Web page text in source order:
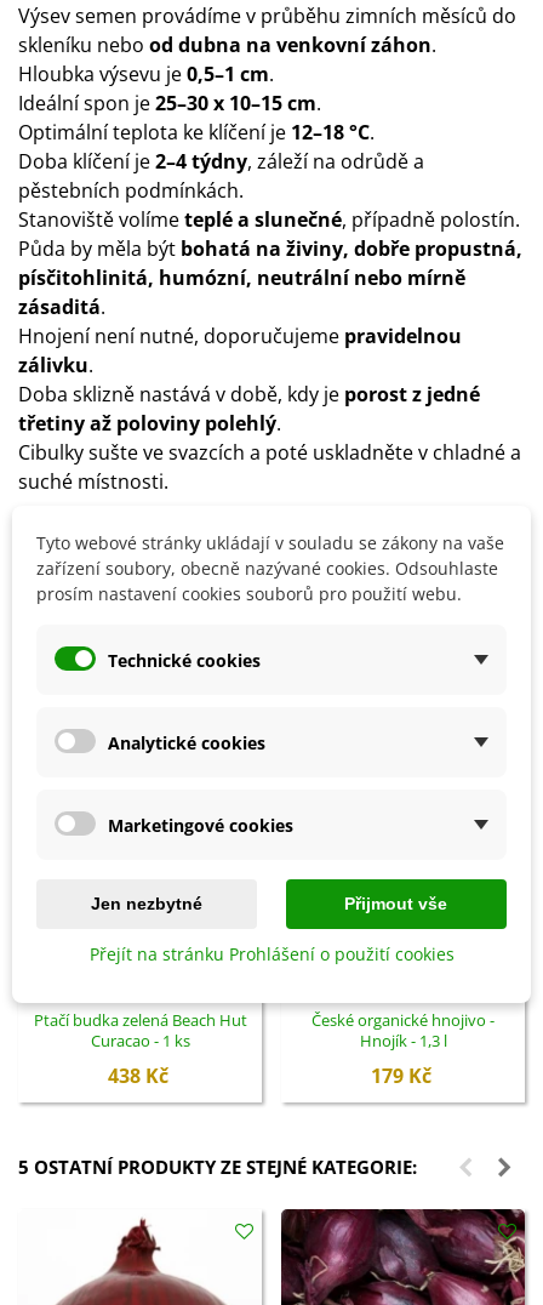
Výsev semen provádíme v průběhu zimních měsíců do
skleníku nebo od dubna na venkovní záhon.
Hloubka výsevu je0,5–1 cm.
Ideální spon je25–30 x 10–15 cm.
Optimální teplota ke klíčení je 12–18 °C.
Doba klíčení je2–4 týdny, záleží na odrůdě a
pěstebních podmínkách.
Stanoviště volímeteplé a slunečné, případně polostín.
Půda by měla být bohatá na živiny, dobře propustná,
písčitohlinitá, humózní, neutrální nebo mírně
zásaditá.
Hnojení není nutné, doporučujeme pravidelnou
zálivku.
Doba sklizně nastává v době, kdy je porost z jedné
třetiny až poloviny polehlý.
Cibulky sušte ve svazcích a poté uskladněte v chladné a
suché místnosti.
Detaily produktu
SOUVISEJÍCÍ PRODUKTY
Ptačí budka zelená Beach Hut
Curacao - 1 ks
438 Kč
České organické hnojivo -
Hnojík - 1,3 l
179 Kč
5 OSTATNÍ PRODUKTY ZE STEJNÉ KATEGORIE:
Tyto webové stránky ukládají v souladu se zákony na vaše
zařízení soubory, obecně nazývané cookies. Odsouhlaste
prosím nastavení cookies souborů pro použití webu.
Technické cookies
Analytické cookies
Marketingové cookies
Jen nezbytné Přijmout vše
Přejít na stránku Prohlášení o použití cookies